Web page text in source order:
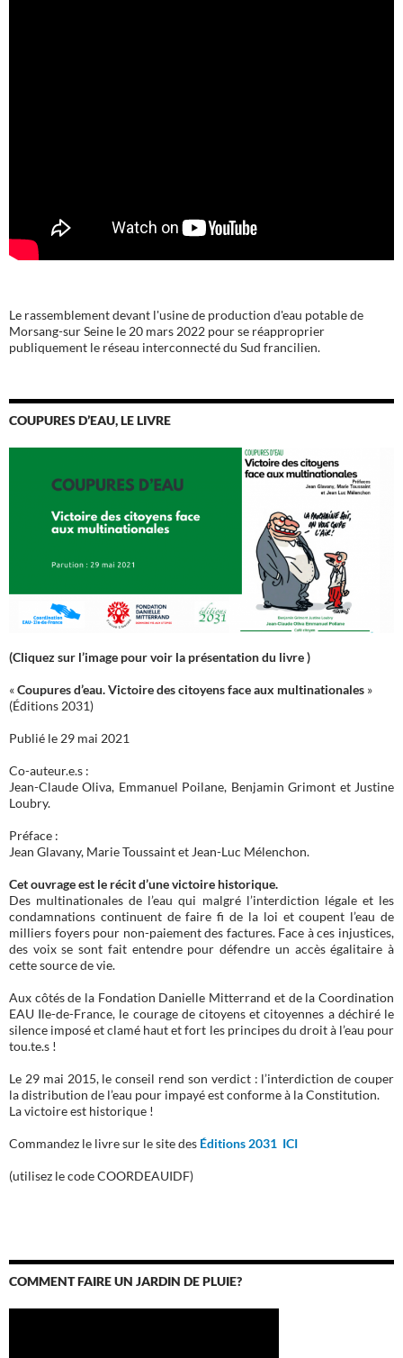
Le rassemblement devant l'usine de production d'eau potable de
Morsang-sur Seine le 20 mars 2022 pour se réapproprier
publiquement le réseau interconnecté du Sud francilien.
COUPURES D’EAU, LE LIVRE
(Cliquez sur l’image pour voir la présentation du livre )
«Coupures d’eau. Victoire des citoyens face aux multinationales »
(Éditions 2031)
Publié le 29 mai 2021
Co-auteur.e.s :
Jean-Claude Oliva, Emmanuel Poilane, Benjamin Grimont et Justine
Loubry.
Préface :
Jean Glavany, Marie Toussaint et Jean-Luc Mélenchon.
Cet ouvrage est le récit d’une victoire historique.
Des multinationales de l’eau qui malgré l’interdiction légale et les
condamnations continuent de faire fi de la loi et coupent l’eau de
milliers foyers pour non-paiement des factures. Face à ces injustices,
des voix se sont fait entendre pour défendre un accès égalitaire à
cette source de vie.
Aux côtés de la Fondation Danielle Mitterrand et de la Coordination
EAU Ile-de-France, le courage de citoyens et citoyennes a déchiré le
silence imposé et clamé haut et fort les principes du droit à l’eau pour
tou.te.s !
Le 29 mai 2015, le conseil rend son verdict : l’interdiction de couper
la distribution de l’eau pour impayé est conforme à la Constitution.
La victoire est historique !
Commandez le livre sur le site des Éditions 2031 ICI
(utilisez le code COORDEAUIDF)
COMMENT FAIRE UN JARDIN DE PLUIE?